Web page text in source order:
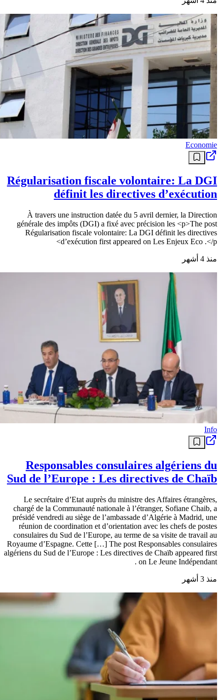
Economie
Régularisation fiscale volontaire: La DGI
définit les directives d’exécution
À travers une instruction datée du 5 avril dernier, la Direction
générale des impôts (DGI) a fixé avec précision les <p>The post
Régularisation fiscale volontaire: La DGI définit les directives
d’exécution first appeared on Les Enjeux Eco .</p>
منذ 4 أشهر
Info
Responsables consulaires algériens du
Sud de l’Europe : Les directives de Chaïb
Le secrétaire d’Etat auprès du ministre des Affaires étrangères,
chargé de la Communauté nationale à l’étranger, Sofiane Chaib, a
présidé vendredi au siège de l’ambassade d’Algérie à Madrid, une
réunion de coordination et d’orientation avec les chefs de postes
consulaires du Sud de l’Europe, au terme de sa visite de travail au
Royaume d’Espagne. Cette […] The post Responsables consulaires
algériens du Sud de l’Europe : Les directives de Chaïb appeared first
on Le Jeune Indépendant .
منذ 3 أشهر